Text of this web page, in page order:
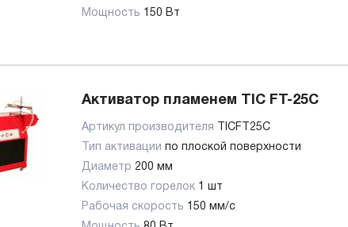
Мощность 150 Вт
Активатор пламенем TIC FT-25C
Артикул производителя
TICFT25C
Тип активации по плоской поверхности
Диаметр 200 мм
Количество горелок 1 шт
Рабочая скорость 150 мм/c